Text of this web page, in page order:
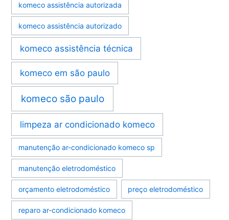
komeco assistência autorizada
komeco assistência autorizado
komeco assistência técnica
komeco em são paulo
komeco são paulo
limpeza ar condicionado komeco
manutenção ar-condicionado komeco sp
manutenção eletrodoméstico
orçamento eletrodoméstico preço eletrodoméstico
reparo ar-condicionado komeco